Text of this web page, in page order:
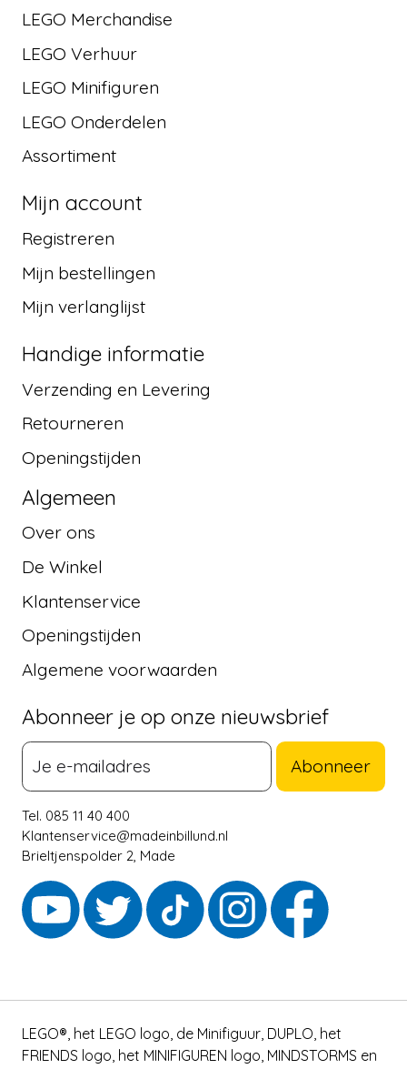
LEGO Merchandise
LEGO Verhuur
LEGO Minifiguren
LEGO Onderdelen
Assortiment
Mijn account
Registreren
Mijn bestellingen
Mijn verlanglijst
Handige informatie
Verzending en Levering
Retourneren
Openingstijden
Algemeen
Over ons
De Winkel
Klantenservice
Openingstijden
Algemene voorwaarden
Abonneer je op onze nieuwsbrief
Abonneer
Tel. 085 11 40 400
Klantenservice@madeinbillund.nl
Brieltjenspolder 2, Made
LEGO®, het LEGO logo, de Minifiguur, DUPLO, het
FRIENDS logo, het MINIFIGUREN logo, MINDSTORMS en